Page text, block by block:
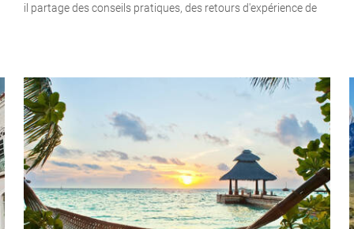
il partage des conseils pratiques, des retours d'expérience de
expertise du voyage vécue sur le terrain Le voyage ne se
résume jamais à une destination. Il raconte une émotion, une
envie d’ailleurs, une rencontre, une façon de découvrir le
monde. Derrière un voyage réussi, il y a souvent bien plus qu’un
itinéraire : il y a une compréhension d’un pays, de son rythme,
de ses contrastes, de ce qu’il peut faire ressentir. C’est
précisément ce qui me plaît dans ma participation au
podcast Le Son du Voyage. 🎧 Écouter Le Son du Voyage sur
SpotifyLe Son du Voyage : un podcast de passionnés du